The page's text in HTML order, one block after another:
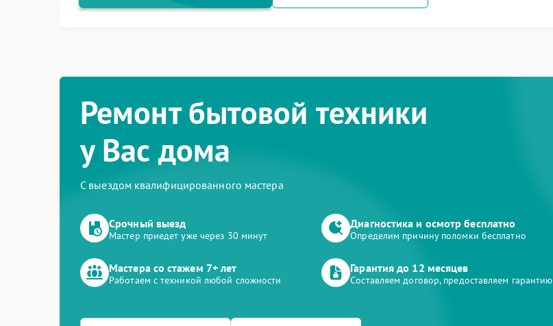
Ремонт бытовой техники
у Вас дома
С выездом квалифицированного мастера
Срочный выезд
Мастер приедет уже через 30 минут
Диагностика и осмотр бесплатно
Определим причину поломки бесплатно
Мастера со стажем 7+ лет
Работаем с техникой любой сложности
Гарантия до 12 месяцев
Составляем договор, предоставляем гарантию